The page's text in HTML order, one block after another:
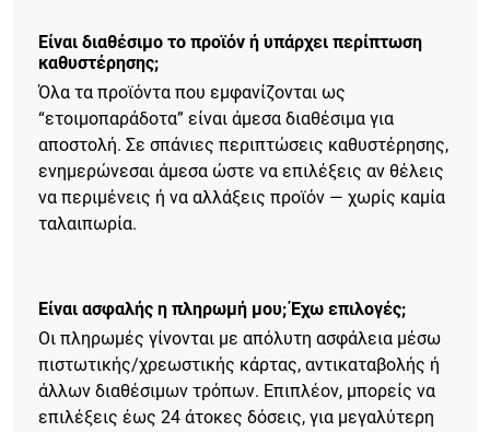
Είναι διαθέσιμο το προϊόν ή υπάρχει περίπτωση
καθυστέρησης;
Όλα τα προϊόντα που εμφανίζονται ως
“ετοιμοπαράδοτα” είναι άμεσα διαθέσιμα για
αποστολή. Σε σπάνιες περιπτώσεις καθυστέρησης,
ενημερώνεσαι άμεσα ώστε να επιλέξεις αν θέλεις
να περιμένεις ή να αλλάξεις προϊόν — χωρίς καμία
ταλαιπωρία.
Είναι ασφαλής η πληρωμή μου; Έχω επιλογές;
Οι πληρωμές γίνονται με απόλυτη ασφάλεια μέσω
πιστωτικής/χρεωστικής κάρτας, αντικαταβολής ή
άλλων διαθέσιμων τρόπων. Επιπλέον, μπορείς να
επιλέξεις έως 24 άτοκες δόσεις, για μεγαλύτερη